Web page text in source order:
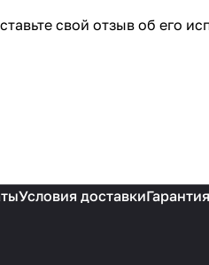
свой отзыв об его
Условия доставки